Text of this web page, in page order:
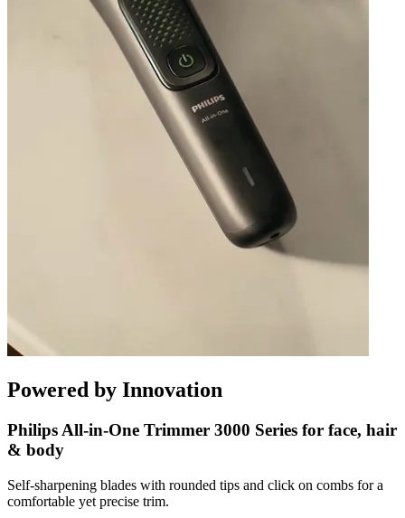
Powered by Innovation
Philips All-in-One Trimmer 3000 Series for face, hair
& body
Self-sharpening blades with rounded tips and click on combs for a
comfortable yet precise trim.